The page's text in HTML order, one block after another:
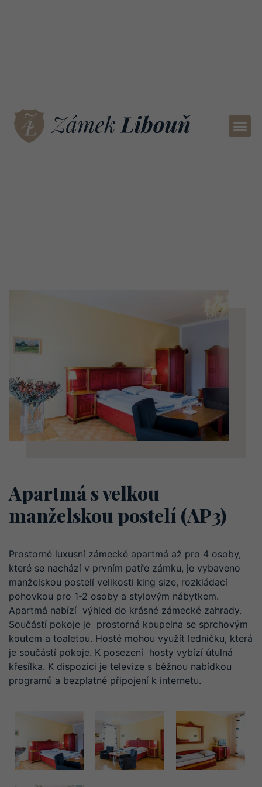
Apartmá s velkou
manželskou postelí (AP3)
Prostorné luxusní zámecké apartmá až pro 4 osoby,
které se nachází v prvním patře zámku, je vybaveno
manželskou postelí velikosti king size, rozkládací
pohovkou pro 1-2 osoby a stylovým nábytkem.
Apartmá nabízí výhled do krásné zámecké zahrady.
Součástí pokoje je prostorná koupelna se sprchovým
koutem a toaletou. Hosté mohou využít ledničku, která
je součástí pokoje. K posezení hosty vybízí útulná
křesílka. K dispozici je televize s běžnou nabídkou
programů a bezplatné připojení k internetu.